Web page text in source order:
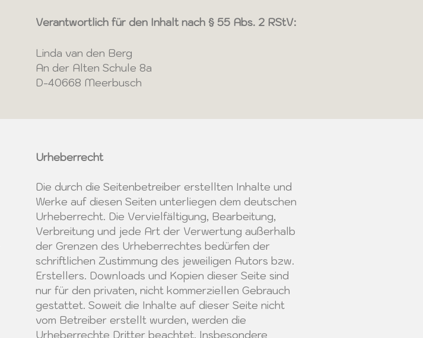
Verantwortlich für den Inhalt nach § 55 Abs. 2 RStV:
Linda van den Berg
An der Alten Schule 8a
D-40668 Meerbusch
Urheberrecht
Die durch die Seitenbetreiber erstellten Inhalte und
Werke auf diesen Seiten unterliegen dem deutschen
Urheberrecht. Die Vervielfältigung, Bearbeitung,
Verbreitung und jede Art der Verwertung außerhalb
der Grenzen des Urheberrechtes bedürfen der
schriftlichen Zustimmung des jeweiligen Autors bzw.
Erstellers. Downloads und Kopien dieser Seite sind
nur für den privaten, nicht kommerziellen Gebrauch
gestattet. Soweit die Inhalte auf dieser Seite nicht
vom Betreiber erstellt wurden, werden die
Urheberrechte Dritter beachtet. Insbesondere